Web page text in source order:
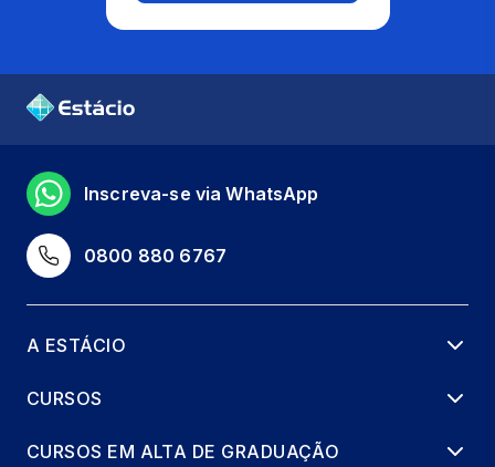
0800 880 6767
Inscreva-se via WhatsApp
A ESTÁCIO
CURSOS
CURSOS EM ALTA DE GRADUAÇÃO